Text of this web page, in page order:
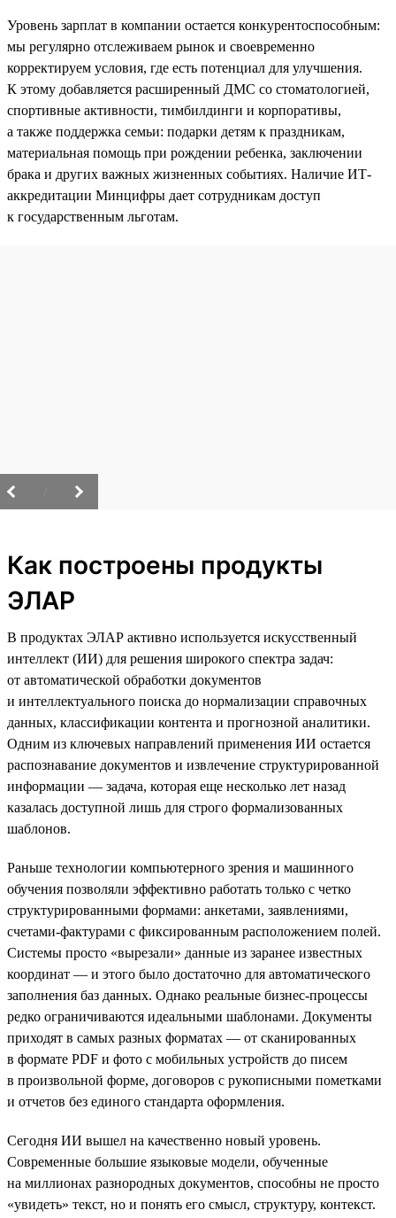
Уровень зарплат в компании остается конкурентоспособным:
мы регулярно отслеживаем рынок и своевременно
корректируем условия, где есть потенциал для улучшения.
К этому добавляется расширенный ДМС со стоматологией,
спортивные активности, тимбилдинги и корпоративы,
а также поддержка семьи: подарки детям к праздникам,
материальная помощь при рождении ребенка, заключении
брака и других важных жизненных событиях. Наличие ИТ-
аккредитации Минцифры дает сотрудникам доступ
к государственным льготам.
Как построены продукты
ЭЛАР
В продуктах ЭЛАР активно используется искусственный
интеллект (ИИ) для решения широкого спектра задач:
от автоматической обработки документов
и интеллектуального поиска до нормализации справочных
данных, классификации контента и прогнозной аналитики.
Одним из ключевых направлений применения ИИ остается
распознавание документов и извлечение структурированной
информации — задача, которая еще несколько лет назад
казалась доступной лишь для строго формализованных
шаблонов.
Раньше технологии компьютерного зрения и машинного
обучения позволяли эффективно работать только с четко
структурированными формами: анкетами, заявлениями,
счетами-фактурами с фиксированным расположением полей.
Системы просто «вырезали» данные из заранее известных
координат — и этого было достаточно для автоматического
заполнения баз данных. Однако реальные бизнес-процессы
редко ограничиваются идеальными шаблонами. Документы
приходят в самых разных форматах — от сканированных
в формате PDF и фото с мобильных устройств до писем
в произвольной форме, договоров с рукописными пометками
и отчетов без единого стандарта оформления.
Сегодня ИИ вышел на качественно новый уровень.
Современные большие языковые модели, обученные
на миллионах разнородных документов, способны не просто
«увидеть» текст, но и понять его смысл, структуру, контекст.